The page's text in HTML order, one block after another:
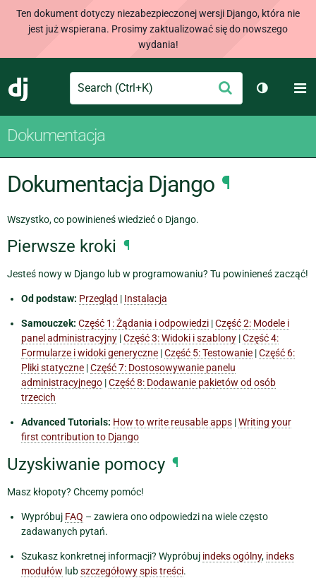
Ten dokument dotyczy niezabezpieczonej wersji Django, która nie
jest już wspierana. Prosimy zaktualizować się do nowszego
wydania!
Django
Search Wyślij
Dokumentacja
Dokumentacja Django ¶
Wszystko, co powinieneś wiedzieć o Django.
Pierwsze kroki ¶
Jesteś nowy w Django lub w programowaniu? Tu powinieneś zacząć!
Od podstaw: Przegląd | Instalacja
Samouczek: Część 1: Żądania i odpowiedzi |Część 2: Modele i
panel administracyjny |Część 3: Widoki i szablony |Część 4:
Formularze i widoki generyczne |Część 5: Testowanie |Część 6:
Pliki statyczne |Część 7: Dostosowywanie panelu
administracyjnego |Część 8: Dodawanie pakietów od osób
trzecich
Advanced Tutorials: How to write reusable apps |Writing your
first contribution to Django
Uzyskiwanie pomocy ¶
Masz kłopoty? Chcemy pomóc!
Wypróbuj FAQ – zawiera ono odpowiedzi na wiele często
zadawanych pytań.
Szukasz konkretnej informacji? Wypróbuj indeks ogólny, indeks
modułów lubszczegółowy spis treści.